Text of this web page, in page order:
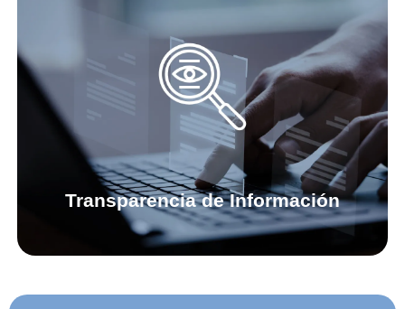
Transparencia de Información
Transparencia
Financiera
Nuestros números de manera
clara y precisa.